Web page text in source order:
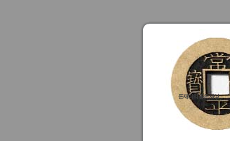
돈재미의 좋은 세상